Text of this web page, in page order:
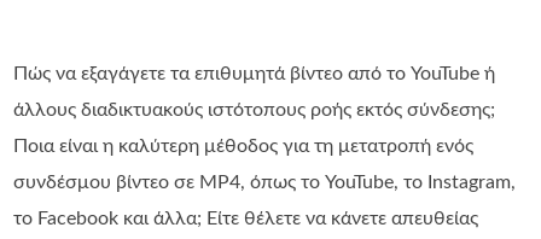
Πώς να εξαγάγετε τα επιθυμητά βίντεο από το YouTube ή
άλλους διαδικτυακούς ιστότοπους ροής εκτός σύνδεσης;
Ποια είναι η καλύτερη μέθοδος για τη μετατροπή ενός
συνδέσμου βίντεο σε MP4, όπως το YouTube, το Instagram,
το Facebook και άλλα; Είτε θέλετε να κάνετε απευθείας